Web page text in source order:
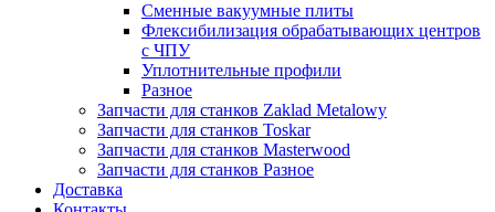
Сменные вакуумные плиты
Флексибилизация обрабатывающих центров
с ЧПУ
Уплотнительные профили
Разное
Запчасти для станков Zaklad Metalowy
Запчасти для станков Toskar
Запчасти для станков Masterwood
Запчасти для станков Разное
Доставка